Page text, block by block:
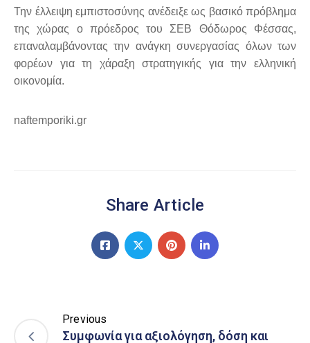
Την έλλειψη εμπιστοσύνης ανέδειξε ως βασικό πρόβλημα
της χώρας ο πρόεδρος του ΣΕΒ Θόδωρος Φέσσας,
επαναλαμβάνοντας την ανάγκη συνεργασίας όλων των
φορέων για τη χάραξη στρατηγικής για την ελληνική
οικονομία.
naftemporiki.gr
Share Article
Previous
Συμφωνία για αξιολόγηση, δόση και